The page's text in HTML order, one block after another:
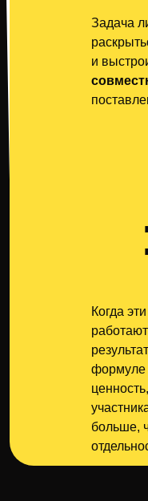
Задача
и
Когда
формуле
больше,